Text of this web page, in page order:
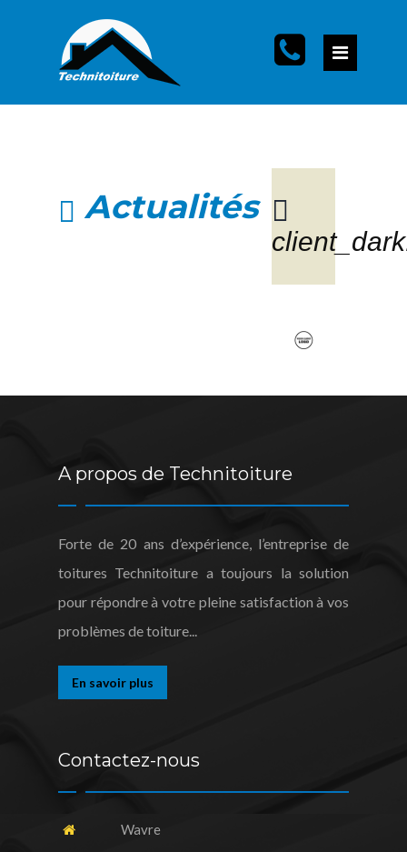
Actualités
A propos de Technitoiture
Forte de 20 ans d’expérience, l’entreprise de
toitures Technitoiture a toujours la solution
pour répondre à votre pleine satisfaction à vos
problèmes de toiture...
En savoir plus
Contactez-nous
Wavre